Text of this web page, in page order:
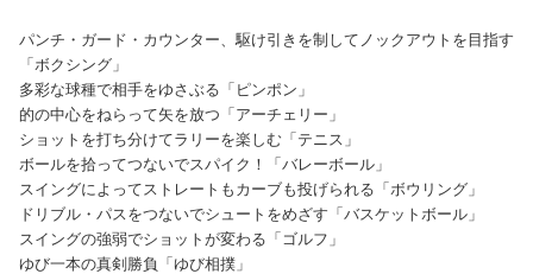
パンチ・ガード・カウンター、駆け引きを制してノックアウトを目指す
「ボクシング」
多彩な球種で相手をゆさぶる「ピンポン」
的の中心をねらって矢を放つ「アーチェリー」
ショットを打ち分けてラリーを楽しむ「テニス」
ボールを拾ってつないでスパイク！「バレーボール」
スイングによってストレートもカーブも投げられる「ボウリング」
ドリブル・パスをつないでシュートをめざす「バスケットボール」
スイングの強弱でショットが変わる「ゴルフ」
ゆび一本の真剣勝負「ゆび相撲」